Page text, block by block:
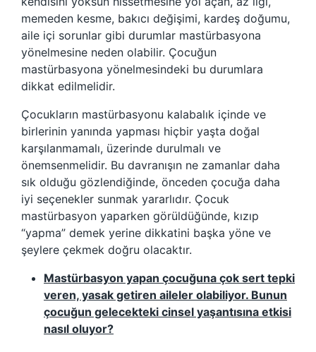
memeden kesme, bakıcı değişimi, kardeş doğumu,
aile içi sorunlar gibi durumlar mastürbasyona
yönelmesine neden olabilir. Çocuğun
mastürbasyona yönelmesindeki bu durumlara
dikkat edilmelidir.
Çocukların mastürbasyonu kalabalık içinde ve
birlerinin yanında yapması hiçbir yaşta doğal
karşılanmamalı, üzerinde durulmalı ve
önemsenmelidir. Bu davranışın ne zamanlar daha
sık olduğu gözlendiğinde, önceden çocuğa daha
iyi seçenekler sunmak yararlıdır. Çocuk
mastürbasyon yaparken görüldüğünde, kızıp
“yapma” demek yerine dikkatini başka yöne ve
şeylere çekmek doğru olacaktır.
Mastürbasyon yapan çocuğuna çok sert tepki
veren, yasak getiren aileler olabiliyor. Bunun
çocuğun gelecekteki cinsel yaşantısına etkisi
nasıl oluyor?